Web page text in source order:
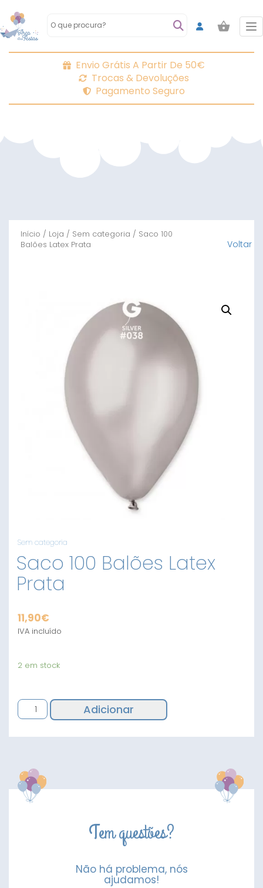
Envio Grátis A Partir De 50€
Trocas & Devoluções
Pagamento Seguro
Início / Loja / Sem categoria / Saco 100
Balões Latex Prata
Voltar
Sem categoria
Saco 100 Balões Latex
Prata
11,90€
IVA incluído
2 em stock
Quantidade
de
100
Prata
Adicionar
Tem questões?
Não há problema, nós
ajudamos!